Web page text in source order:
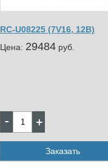
RC-U08225 (7V16, 12В)
Цена: 29484 pуб.
Заказать